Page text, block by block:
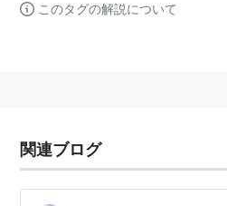
このタグの解説について
関連ブログ